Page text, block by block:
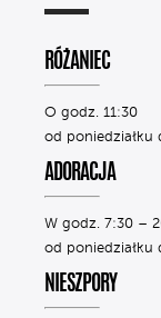
RÓŻANIEC
O godz. 11:30
od poniedziałku
ADORACJA
W godz. 7:30 –
od poniedziałku
NIESZPORY